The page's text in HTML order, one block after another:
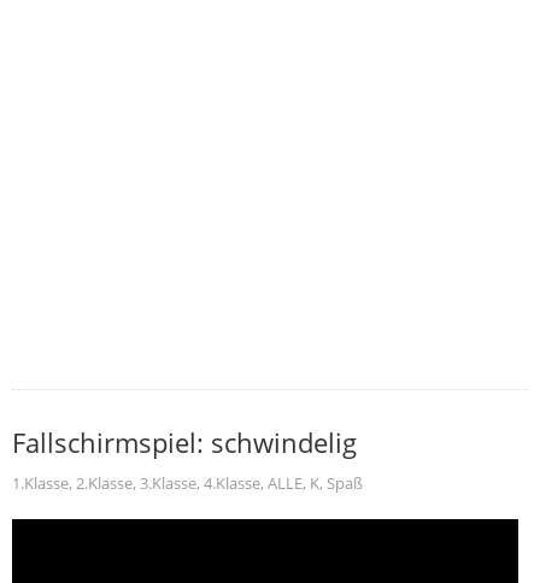
Fallschirmspiel: schwindelig
1.Klasse, 2.Klasse, 3.Klasse, 4.Klasse, ALLE, K, Spaß